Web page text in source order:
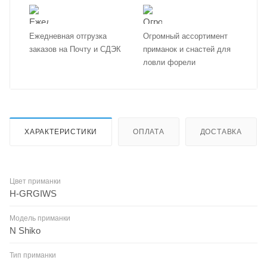
Ежедневная отгрузка
заказов на Почту и СДЭК
Огромный ассортимент
приманок и снастей для
ловли форели
ХАРАКТЕРИСТИКИ ОПЛАТА ДОСТАВКА
Цвет приманки
H-GRGIWS
Модель приманки
N Shiko
Тип приманки